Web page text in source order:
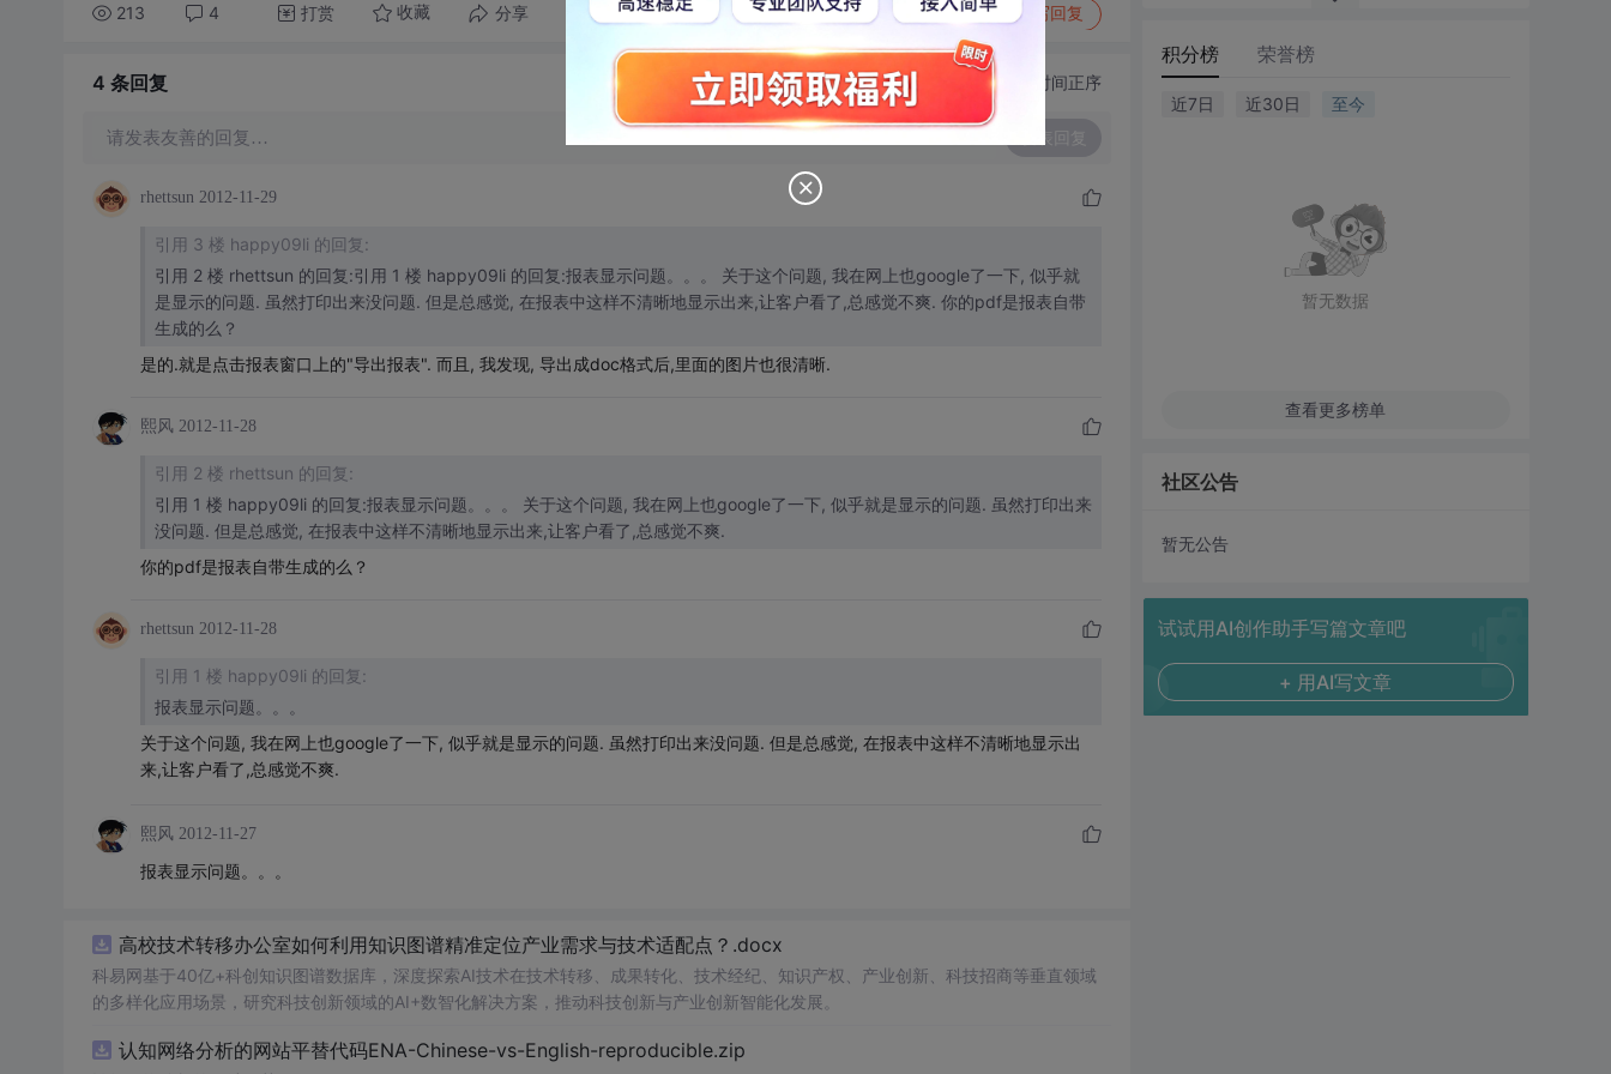
213 4 打赏 收藏 分享 转发到动态 举报 写回复
4 条回复 切换为时间正序
请发表友善的回复…
rhettsun 2012-11-29
引用 3 楼 happy09li 的回复:
引用 2 楼 rhettsun 的回复:引用 1 楼 happy09li 的回复:报表显示问题。。。 关于这个问题, 我在网上也google了一下, 似乎就
是显示的问题. 虽然打印出来没问题. 但是总感觉, 在报表中这样不清晰地显示出来,让客户看了,总感觉不爽. 你的pdf是报表自带
生成的么？
是的.就是点击报表窗口上的"导出报表". 而且, 我发现, 导出成doc格式后,里面的图片也很清晰.
熙风 2012-11-28
引用 2 楼 rhettsun 的回复:
引用 1 楼 happy09li 的回复:报表显示问题。。。 关于这个问题, 我在网上也google了一下, 似乎就是显示的问题. 虽然打印出来
没问题. 但是总感觉, 在报表中这样不清晰地显示出来,让客户看了,总感觉不爽.
你的pdf是报表自带生成的么？
rhettsun 2012-11-28
引用 1 楼 happy09li 的回复:
报表显示问题。。。
关于这个问题, 我在网上也google了一下, 似乎就是显示的问题. 虽然打印出来没问题. 但是总感觉, 在报表中这样不清晰地显示出
来,让客户看了,总感觉不爽.
熙风 2012-11-27
报表显示问题。。。
高校技术转移办公室如何利用知识图谱精准定位产业需求与技术适配点？.docx
科易网基于40亿+科创知识图谱数据库，深度探索AI技术在技术转移、成果转化、技术经纪、知识产权、产业创新、科技招商等垂直领域
的多样化应用场景，研究科技创新领域的AI+数智化解决方案，推动科技创新与产业创新智能化发展。
认知网络分析的网站平替代码ENA-Chinese-vs-English-reproducible.zip
积分榜 荣誉榜
近7日 近30日 至今
暂无数据
查看更多榜单
社区公告
暂无公告
试试用AI创作助手写篇文章吧
+ 用AI写文章